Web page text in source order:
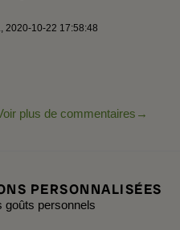
2020-10-22 17:58:48
plus de commentaires
PERSONNALISÉES
goûts personnels